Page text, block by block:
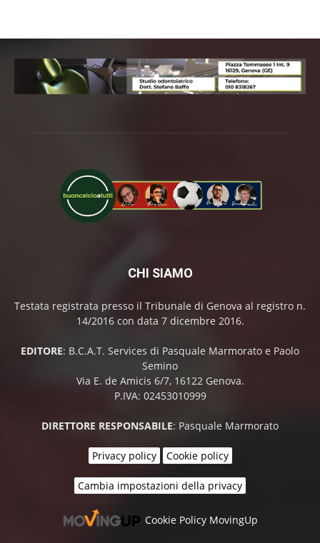
CHI SIAMO
Testata registrata presso il Tribunale di Genova al registro n.
14/2016 con data 7 dicembre 2016.
EDITORE: B.C.A.T. Services di Pasquale Marmorato e Paolo
Semino
Via E. de Amicis 6/7, 16122 Genova.
P.IVA: 02453010999
DIRETTORE RESPONSABILE: Pasquale Marmorato
Privacy policy Cookie policy
Cambia impostazioni della privacy
Cookie Policy MovingUp